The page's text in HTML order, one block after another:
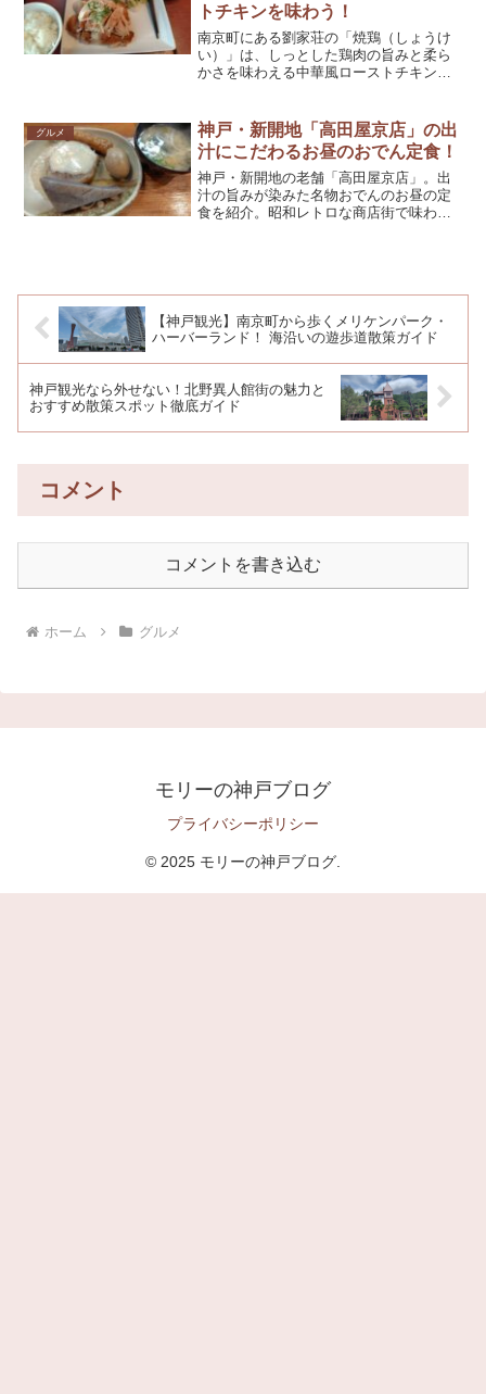
トチキンを味わう！
南京町にある劉家荘の「焼鶏（しょうけ
い）」は、しっとした鶏肉の旨みと柔ら
かさを味わえる中華風ローストチキン。
グルメ
神戸・新開地「高田屋京店」の出
汁にこだわるお昼のおでん定食！
神戸・新開地の老舗「高田屋京店」。出
汁の旨みが染みた名物おでんのお昼の定
食を紹介。昭和レトロな商店街で味わ
【神戸観光】南京町から歩くメリケンパーク・
ハーバーランド！ 海沿いの遊歩道散策ガイド
神戸観光なら外せない！北野異人館街の魅力と
おすすめ散策スポット徹底ガイド
コメント
コメントを書き込む
ホーム グルメ
モリーの神戸ブログ
プライバシーポリシー
© 2025 モリーの神戸ブログ.